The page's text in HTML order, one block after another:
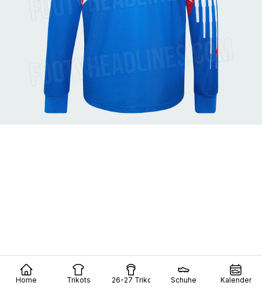
Home Trikots 26-27 Trikots Schuhe Kalender